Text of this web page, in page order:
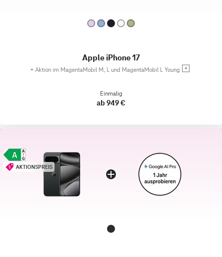
Apple iPhone 17
+ Aktion im MagentaMobil M, L und MagentaMobil L Young
Einmalig
ab 949 €
AKTIONSPREIS